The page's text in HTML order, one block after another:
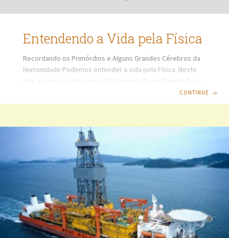
Entendendo a Vida pela Física
Recordando os Primórdios e Alguns Grandes Cérebros da
Humanidade Podemos entender a vida pela Física. Neste
site, há uma rápida descrição da evolução no Planeta Terra.
humanidade, a Terra evoluiu até que fosse habitada pelos
fatores, como alterações climáticas, ambientais,
curiosidade, fuga das intempéries, necessidade de
preservação da espécie humana, busca de melhorias,
proteção de si, dos grupos, sobrevivência, evolução
cultural, intelectual e acasos. Nos primórdios, não
CONTINUE →